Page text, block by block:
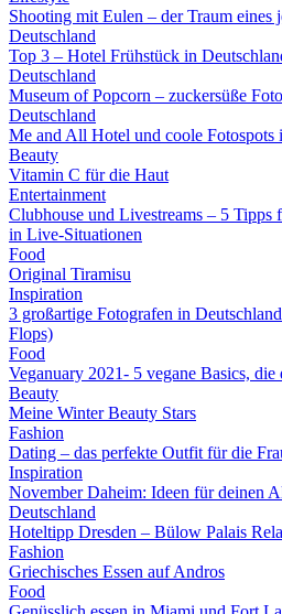
Shooting mit Eulen – der Traum eines
Deutschland
Top 3 – Hotel Frühstück in
Deutschland
Museum of Popcorn – zuckersüße
Deutschland
Me and All Hotel und coole Fotospots
Beauty
Vitamin C für die Haut
Entertainment
Clubhouse und Livestreams – 5 Tipps
in Live-Situationen
Food
Original Tiramisu
Inspiration
3 großartige Fotografen in
Flops)
Food
Veganuary 2021- 5 vegane Basics, die
Beauty
Meine Winter Beauty Stars
Fashion
Dating – das perfekte Outfit für die
Inspiration
November Daheim: Ideen für deinen
Deutschland
Hoteltipp Dresden – Bülow Palais
Fashion
Griechisches Essen auf Andros
Food